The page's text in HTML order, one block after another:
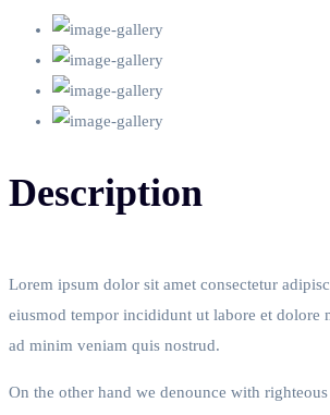
Description
Lorem ipsum dolor sit amet consectetur
eiusmod tempor incididunt ut labore et dolore
ad minim veniam quis nostrud.
On the other hand we denounce with